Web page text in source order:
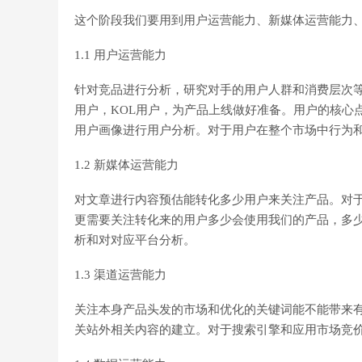
这个阶段我们要用到用户运营能力、新媒体运营能力
1.1 用户运营能力
针对竞品进行分析，研究对手的用户人群和消费层次
用户，KOL用户，为产品上线做好准备。用户的核
用户画像进行用户分析。对于用户在整个市场中行为
1.2 新媒体运营能力
对文章进行内容预估能转化多少用户来关注产品。
更需要关注转化来的用户多少会使用我们的产品，
析和对对应平台分析。
1.3 渠道运营能力
关注本身产品头发的市场和优化的关键词能不能带
关站外相关内容的建立。对于搜索引擎和应用市场竞